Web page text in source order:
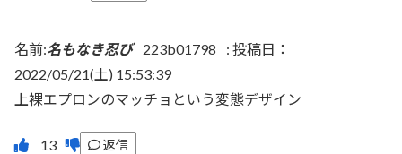
名前:名もなき忍び 223b01798 : 投稿日：
2022/05/21(土) 15:53:39
上裸エプロンのマッチョという変態デザイン
返信